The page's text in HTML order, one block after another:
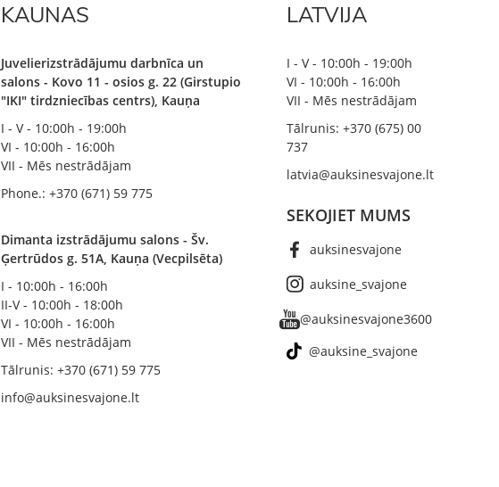
KAUNAS
Juvelierizstrādājumu darbnīca un
salons - Kovo 11 - osios g. 22 (Girstupio
"IKI" tirdzniecības centrs), Kauņa
I - V - 10:00h - 19:00h
VI - 10:00h - 16:00h
VII - Mēs nestrādājam
Phone.: +370 (671) 59 775
Dimanta izstrādājumu salons - Šv.
Ģertrūdos g. 51A, Kauņa (Vecpilsēta)
I - 10:00h - 16:00h
II-V - 10:00h - 18:00h
VI - 10:00h - 16:00h
VII - Mēs nestrādājam
Tālrunis: +370 (671) 59 775
info@auksinesvajone.lt
LATVIJA
I - V - 10:00h - 19:00h
VI - 10:00h - 16:00h
VII - Mēs nestrādājam
Tālrunis: +370 (675) 00
737
latvia@auksinesvajone.lt
SEKOJIET MUMS
auksinesvajone
auksine_svajone
@auksinesvajone3600
@auksine_svajone